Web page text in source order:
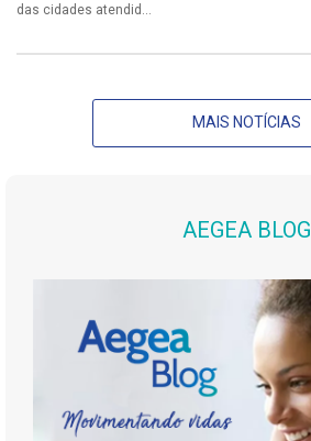
das cidades atendid...
MAIS NOTÍCIAS
AEGEA BLOG